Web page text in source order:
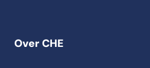
Over CHE